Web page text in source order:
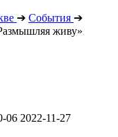
➔ События ➔
живу»
06 2022-11-27